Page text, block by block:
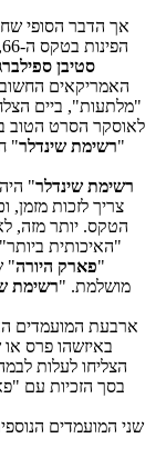
אך הדבר הסופי
הפינות בטקס ה-66, הוא האיש שמאחורי ההפקה הזו, הבמאי והמפיק
סטיבן
האמריקאים
"מלתעות", ביים
לאוסקר הסרט הטוב
"רשימת שינדלר"
רשימת שינדלר"
צריך לזכות מזמן,
"האיכותית
"פארק היורה"
מושלמת. "רשימת
ארבעת המועמדים
באיזשהו פרס
הצליחו לעלות
בסך הזכיות עם
שני המועמדים